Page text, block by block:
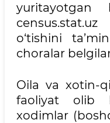
yuritayotgan
o‘tishini
choralar
Oila va xotin-
faoliyat olib
xodimlar